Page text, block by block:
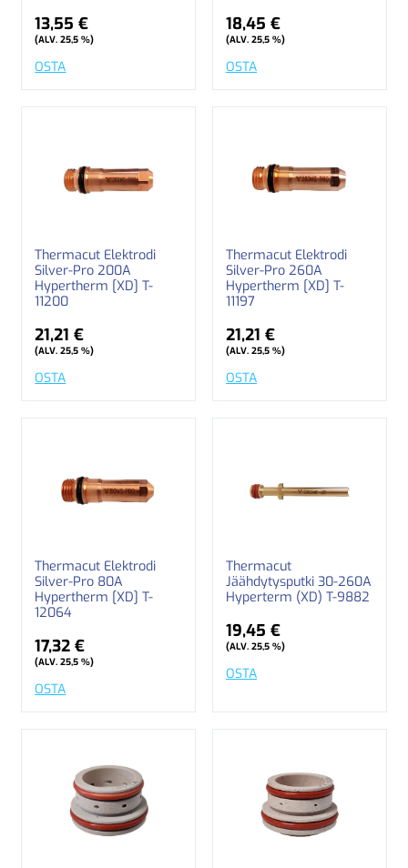
13,55 €
(ALV. 25,5 %)
OSTA
18,45 €
(ALV. 25,5 %)
OSTA
Thermacut Elektrodi
Silver-Pro 200A
Hypertherm [XD] T-
11200
21,21 €
(ALV. 25,5 %)
OSTA
Thermacut Elektrodi
Silver-Pro 260A
Hypertherm [XD] T-
11197
21,21 €
(ALV. 25,5 %)
OSTA
Thermacut Elektrodi
Silver-Pro 80A
Hypertherm [XD] T-
12064
17,32 €
(ALV. 25,5 %)
OSTA
Thermacut
Jäähdytysputki 30-260A
Hyperterm (XD) T-9882
19,45 €
(ALV. 25,5 %)
OSTA